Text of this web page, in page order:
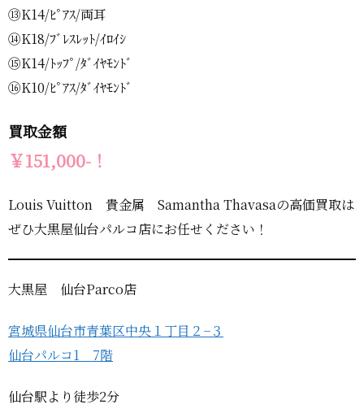
⑬K14/ﾋﾟｱｽ/両耳
⑭K18/ﾌﾞﾚｽﾚｯﾄ/ｲﾛｲｼ
⑮K14/ﾄｯﾌﾟ/ﾀﾞｲﾔﾓﾝﾄﾞ
⑯K10/ﾋﾟｱｽ/ﾀﾞｲﾔﾓﾝﾄﾞ
買取金額
￥151,000-！
Louis Vuitton 貴金属 Samantha Thavasaの高価買取は
ぜひ大黒屋仙台パルコ店にお任せください！
大黒屋 仙台Parco店
宮城県仙台市青葉区中央１丁目２−３
仙台パルコ1 7階
仙台駅より徒歩2分